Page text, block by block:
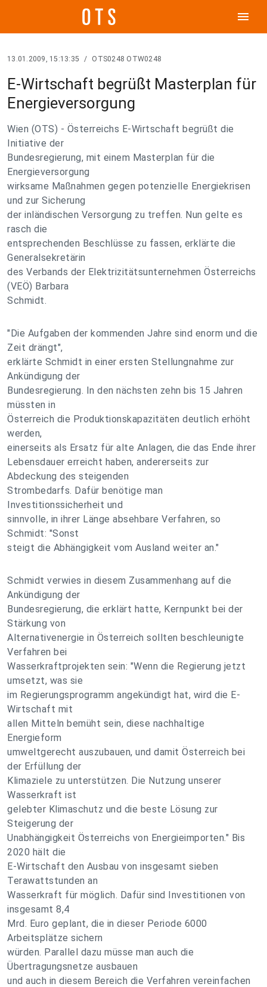
menu
13.01.2009, 15:13:35 / OTS0248 OTW0248
E-Wirtschaft begrüßt Masterplan für
Energieversorgung
Wien (OTS) - Österreichs E-Wirtschaft begrüßt die
Initiative der
Bundesregierung, mit einem Masterplan für die
Energieversorgung
wirksame Maßnahmen gegen potenzielle Energiekrisen
und zur Sicherung
der inländischen Versorgung zu treffen. Nun gelte es
rasch die
entsprechenden Beschlüsse zu fassen, erklärte die
Generalsekretärin
des Verbands der Elektrizitätsunternehmen Österreichs
(VEÖ) Barbara
Schmidt.
"Die Aufgaben der kommenden Jahre sind enorm und die
Zeit drängt",
erklärte Schmidt in einer ersten Stellungnahme zur
Ankündigung der
Bundesregierung. In den nächsten zehn bis 15 Jahren
müssten in
Österreich die Produktionskapazitäten deutlich erhöht
werden,
einerseits als Ersatz für alte Anlagen, die das Ende ihrer
Lebensdauer erreicht haben, andererseits zur
Abdeckung des steigenden
Strombedarfs. Dafür benötige man
Investitionssicherheit und
sinnvolle, in ihrer Länge absehbare Verfahren, so
Schmidt: "Sonst
steigt die Abhängigkeit vom Ausland weiter an."
Schmidt verwies in diesem Zusammenhang auf die
Ankündigung der
Bundesregierung, die erklärt hatte, Kernpunkt bei der
Stärkung von
Alternativenergie in Österreich sollten beschleunigte
Verfahren bei
Wasserkraftprojekten sein: "Wenn die Regierung jetzt
umsetzt, was sie
im Regierungsprogramm angekündigt hat, wird die E-
Wirtschaft mit
allen Mitteln bemüht sein, diese nachhaltige
Energieform
umweltgerecht auszubauen, und damit Österreich bei
der Erfüllung der
Klimaziele zu unterstützen. Die Nutzung unserer
Wasserkraft ist
gelebter Klimaschutz und die beste Lösung zur
Steigerung der
Unabhängigkeit Österreichs von Energieimporten." Bis
2020 hält die
E-Wirtschaft den Ausbau von insgesamt sieben
Terawattstunden an
Wasserkraft für möglich. Dafür sind Investitionen von
insgesamt 8,4
Mrd. Euro geplant, die in dieser Periode 6000
Arbeitsplätze sichern
würden. Parallel dazu müsse man auch die
Übertragungsnetze ausbauen
und auch in diesem Bereich die Verfahren vereinfachen